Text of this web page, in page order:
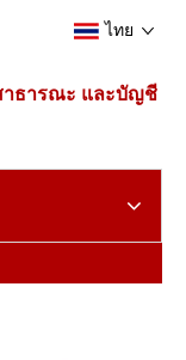
ไทย
าธารณะ และบัญชี